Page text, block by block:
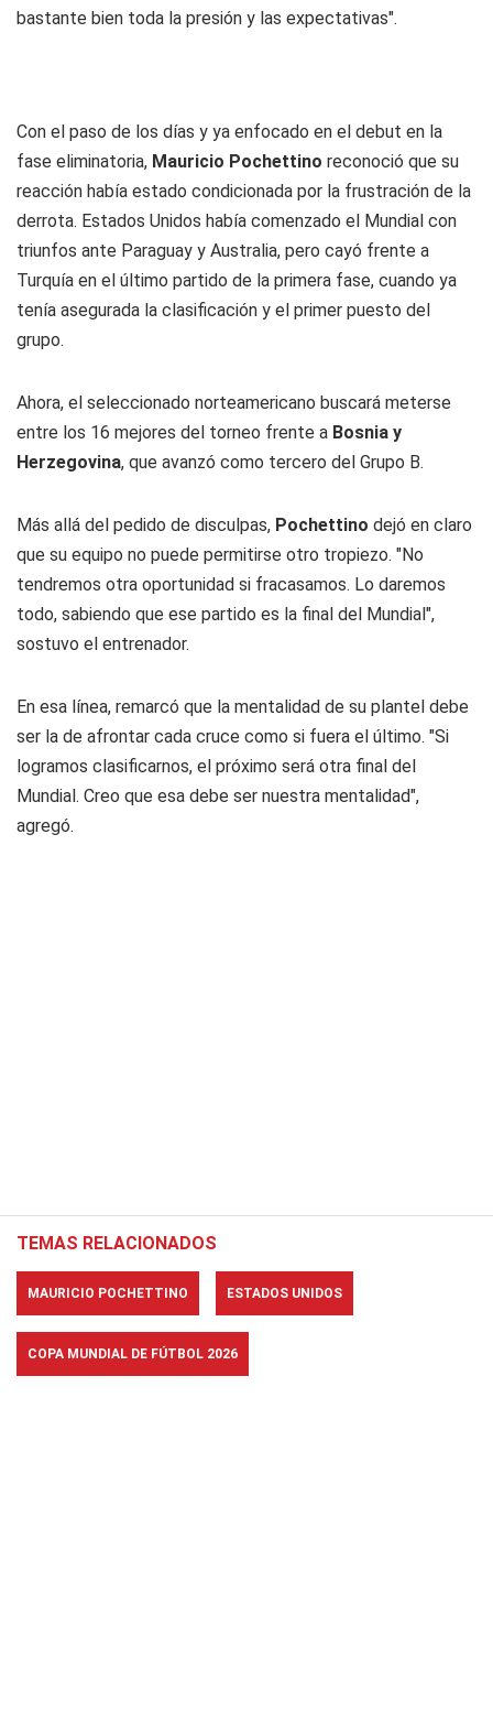
bastante bien toda la presión y las expectativas".
Con el paso de los días y ya enfocado en el debut en la
fase eliminatoria, Mauricio Pochettino reconoció que su
reacción había estado condicionada por la frustración de la
derrota. Estados Unidos había comenzado el Mundial con
triunfos ante Paraguay y Australia, pero cayó frente a
Turquía en el último partido de la primera fase, cuando ya
tenía asegurada la clasificación y el primer puesto del
grupo.
Ahora, el seleccionado norteamericano buscará meterse
entre los 16 mejores del torneo frente a Bosnia y
Herzegovina, que avanzó como tercero del Grupo B.
Más allá del pedido de disculpas, Pochettino dejó en claro
que su equipo no puede permitirse otro tropiezo. "No
tendremos otra oportunidad si fracasamos. Lo daremos
todo, sabiendo que ese partido es la final del Mundial",
sostuvo el entrenador.
En esa línea, remarcó que la mentalidad de su plantel debe
ser la de afrontar cada cruce como si fuera el último. "Si
logramos clasificarnos, el próximo será otra final del
Mundial. Creo que esa debe ser nuestra mentalidad",
agregó.
TEMAS RELACIONADOS
MAURICIO POCHETTINO ESTADOS UNIDOS
COPA MUNDIAL DE FÚTBOL 2026